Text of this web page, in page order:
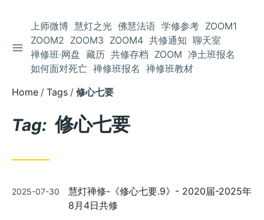
Skip
TOGGLE SIDEBAR
上师微博 慧灯之光 佛慧法语 学修参考 ZOOM1
ZOOM2 ZOOM3 ZOOM4 共修通知 聊天室
禅修班·网盘 藏历 共修存档 ZOOM 净土班报名
如何面对死亡 禅修班报名 禅修班教材
Home
Tags 修心七要
Tag: 修心七要
Posted
2025-07-30
慧灯禅修-《修心七要.9》- 2020届-2025年
8月4日共修